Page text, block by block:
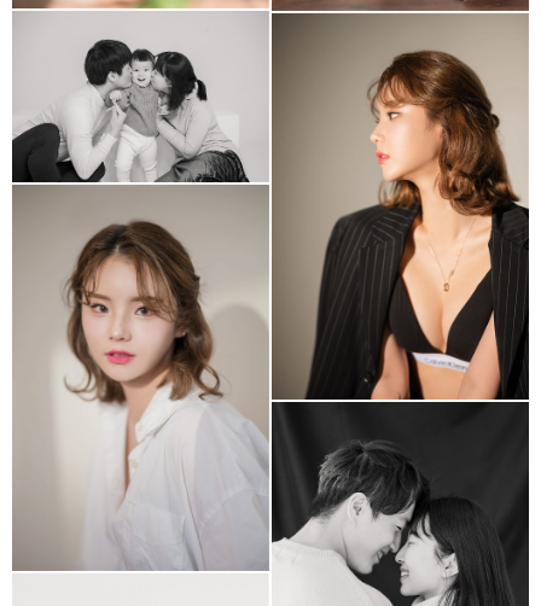
결혼기념일 가족사진
호리존 프로필촬영
자연광 프로필 촬영
결혼 1주년 기념촬영